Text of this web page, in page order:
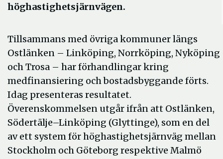
höghastighetsjärnvägen.
Tillsammans med övriga kommuner längs
Ostlänken – Linköping, Norrköping, Nyköping
och Trosa – har förhandlingar kring
medfinansiering och bostadsbyggande förts.
Idag presenteras resultatet.
Överenskommelsen utgår ifrån att Ostlänken,
Södertälje–Linköping (Glyttinge), som en del
av ett system för höghastighetsjärnväg mellan
Stockholm och Göteborg respektive Malmö